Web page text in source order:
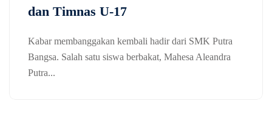
dan Timnas U-17
Kabar membanggakan kembali hadir dari SMK Putra
Bangsa. Salah satu siswa berbakat, Mahesa Aleandra
Putra...